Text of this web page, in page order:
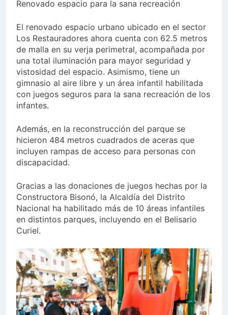
Renovado espacio para la sana recreación
El renovado espacio urbano ubicado en el sector
Los Restauradores ahora cuenta con 62.5 metros
de malla en su verja perimetral, acompañada por
una total iluminación para mayor seguridad y
vistosidad del espacio. Asimismo, tiene un
gimnasio al aire libre y un área infantil habilitada
con juegos seguros para la sana recreación de los
infantes.
Además, en la reconstrucción del parque se
hicieron 484 metros cuadrados de aceras que
incluyen rampas de acceso para personas con
discapacidad.
Gracias a las donaciones de juegos hechas por la
Constructora Bisonó, la Alcaldía del Distrito
Nacional ha habilitado más de 10 áreas infantiles
en distintos parques, incluyendo en el Belisario
Curiel.